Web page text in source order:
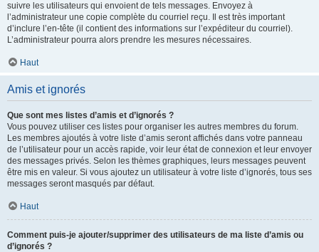
suivre les utilisateurs qui envoient de tels messages. Envoyez à
l’administrateur une copie complète du courriel reçu. Il est très important
d’inclure l’en-tête (il contient des informations sur l’expéditeur du courriel).
L’administrateur pourra alors prendre les mesures nécessaires.
Haut
Amis et ignorés
Que sont mes listes d’amis et d’ignorés ?
Vous pouvez utiliser ces listes pour organiser les autres membres du forum.
Les membres ajoutés à votre liste d’amis seront affichés dans votre panneau
de l’utilisateur pour un accès rapide, voir leur état de connexion et leur envoyer
des messages privés. Selon les thèmes graphiques, leurs messages peuvent
être mis en valeur. Si vous ajoutez un utilisateur à votre liste d’ignorés, tous ses
messages seront masqués par défaut.
Haut
Comment puis-je ajouter/supprimer des utilisateurs de ma liste d’amis ou
d’ignorés ?